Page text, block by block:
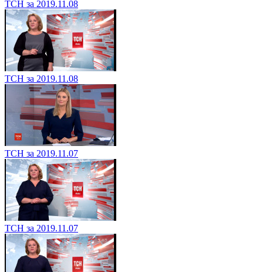
ТСН за 2019.11.08
ТСН за 2019.11.08
ТСН за 2019.11.07
ТСН за 2019.11.07